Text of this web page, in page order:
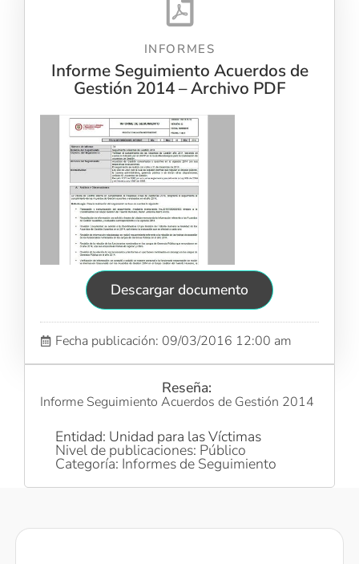
INFORMES
Informe Seguimiento Acuerdos de
Gestión 2014 – Archivo PDF
Descargar documento
Fecha publicación: 09/03/2016 12:00 am
Reseña:
Informe Seguimiento Acuerdos de Gestión 2014
Entidad: Unidad para las Víctimas
Nivel de publicaciones: Público
Categoría: Informes de Seguimiento